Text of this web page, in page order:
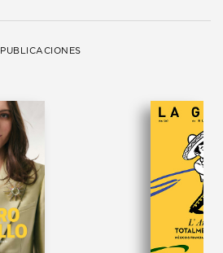
PUBLICACIONES